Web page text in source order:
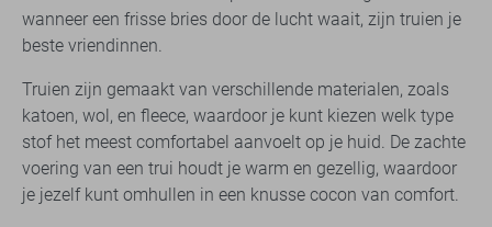
wanneer een frisse bries door de lucht waait, zijn truien je
beste vriendinnen.
Truien zijn gemaakt van verschillende materialen, zoals
katoen, wol, en fleece, waardoor je kunt kiezen welk type
stof het meest comfortabel aanvoelt op je huid. De zachte
voering van een trui houdt je warm en gezellig, waardoor
je jezelf kunt omhullen in een knusse cocon van comfort.